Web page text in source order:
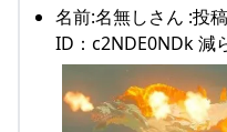
名前:名無しさん :投
ID：c2NDE0NDk 減